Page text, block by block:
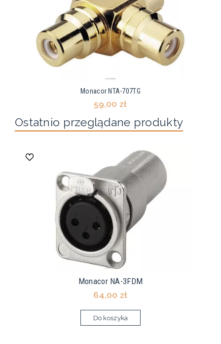
Monacor NTA-707TG
59,00 zł
Ostatnio przeglądane produkty
Monacor NA-3FDM
64,00 zł
Do koszyka